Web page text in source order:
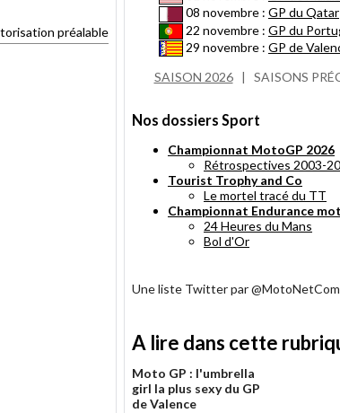
préalable
08 novembre : GP du Qatar
22 novembre : GP du
29 novembre : GP de
SAISON 2026| SAISONS
Nos dossiers Sport
Championnat MotoGP 2026
Rétrospectives 2003-
Tourist Trophy and Co
Le mortel tracé du TT
Championnat Endurance
24 Heures du Mans
Bol d'Or
Une liste Twitter par @MotoNetCom
A lire dans cette
Moto GP : l'umbrella
girl la plus sexy du GP
de Valence